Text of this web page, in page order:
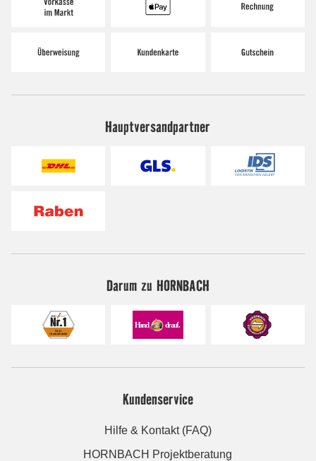
Hauptversandpartner
Darum zu HORNBACH
Kundenservice
Hilfe & Kontakt (FAQ)
HORNBACH Projektberatung